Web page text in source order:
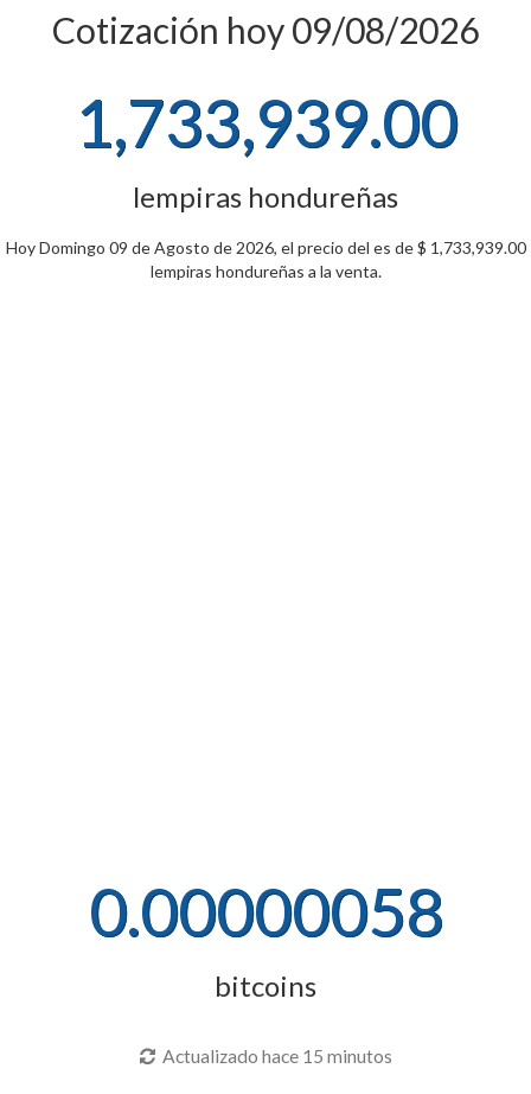
Cotización hoy 09/08/2026
1,733,939.00
lempiras hondureñas
Hoy Domingo 09 de Agosto de 2026, el precio del es de $ 1,733,939.00
lempiras hondureñas a la venta.
0.00000058
bitcoins
Actualizado hace 15 minutos